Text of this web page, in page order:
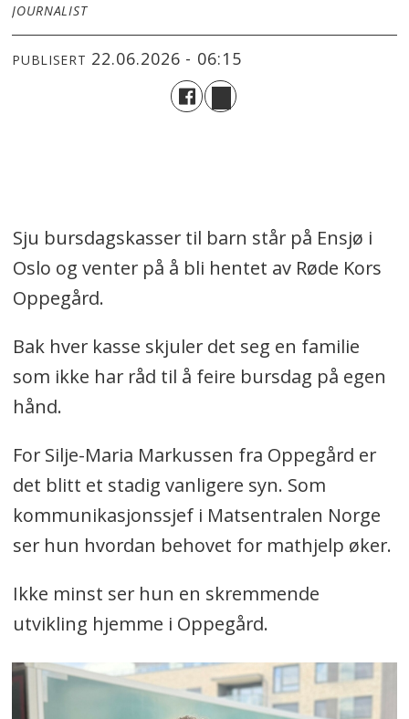
JOURNALIST
PUBLISERT 22.06.2026 - 06:15
Sju bursdagskasser til barn står på Ensjø i
Oslo og venter på å bli hentet av Røde Kors
Oppegård.
Bak hver kasse skjuler det seg en familie
som ikke har råd til å feire bursdag på egen
hånd.
For Silje-Maria Markussen fra Oppegård er
det blitt et stadig vanligere syn. Som
kommunikasjonssjef i Matsentralen Norge
ser hun hvordan behovet for mathjelp øker.
Ikke minst ser hun en skremmende
utvikling hjemme i Oppegård.